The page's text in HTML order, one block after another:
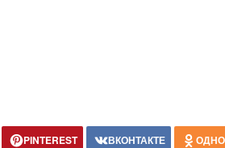
PINTEREST ВКОНТАКТЕ